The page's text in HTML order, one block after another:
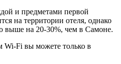
и предметами первой
на территории отеля, однако
на 20-30%, чем в Самоне.
Wi-Fi вы можете только в